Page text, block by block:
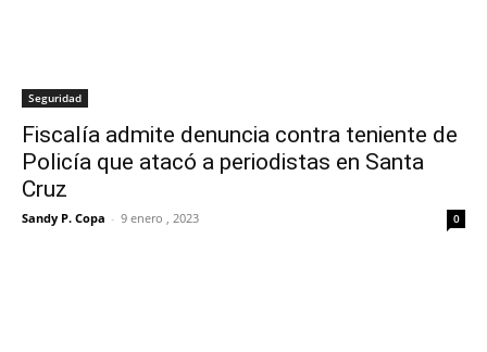
Seguridad
Fiscalía admite denuncia contra teniente de
Policía que atacó a periodistas en Santa
Cruz
Sandy P. Copa - 9 enero , 2023 0